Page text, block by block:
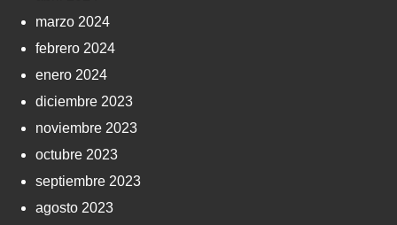
marzo 2024
febrero 2024
enero 2024
diciembre 2023
noviembre 2023
octubre 2023
septiembre 2023
agosto 2023